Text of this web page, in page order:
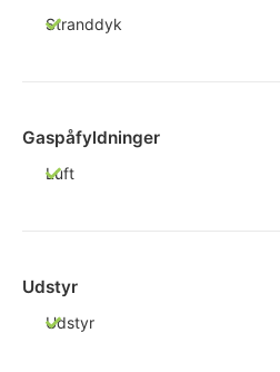
Stranddyk
Gaspåfyldninger
Luft
Udstyr
Udstyr